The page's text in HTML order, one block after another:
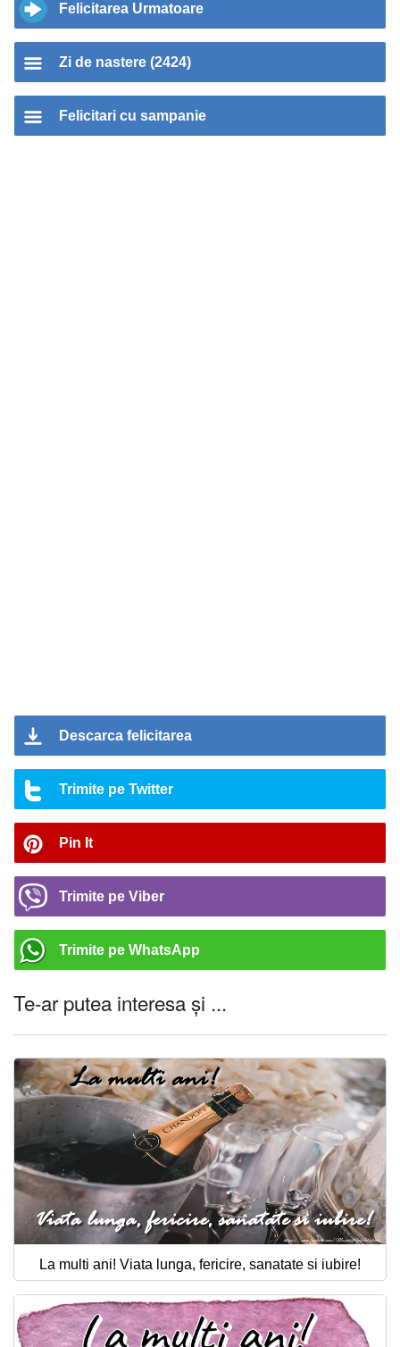
Felicitarea Urmatoare
Zi de nastere (2424)
Felicitari cu sampanie
Descarca felicitarea
Trimite pe Twitter
Pin It
Trimite pe Viber
Trimite pe WhatsApp
Te-ar putea interesa și ...
La multi ani! Viata lunga, fericire, sanatate si iubire!